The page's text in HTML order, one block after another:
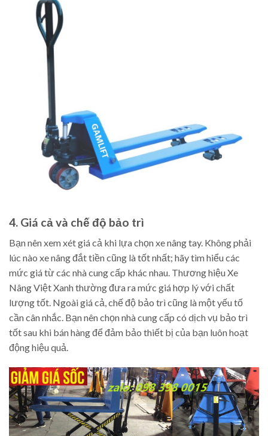
4. Giá cả và chế độ bảo trì
Bạn nên xem xét giá cả khi lựa chọn xe nâng tay. Không phải
lúc nào xe nâng đắt tiền cũng là tốt nhất; hãy tìm hiểu các
mức giá từ các nhà cung cấp khác nhau. Thương hiệu Xe
Nâng Việt Xanh thường đưa ra mức giá hợp lý với chất
lượng tốt. Ngoài giá cả, chế độ bảo trì cũng là một yếu tố
cần cân nhắc. Bạn nên chọn nhà cung cấp có dịch vụ bảo trì
tốt sau khi bán hàng để đảm bảo thiết bị của bạn luôn hoạt
động hiệu quả.